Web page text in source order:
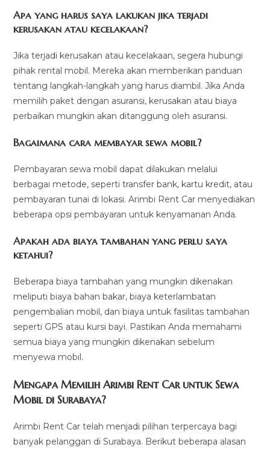
Apa yang harus saya lakukan jika terjadi
kerusakan atau kecelakaan?
Jika terjadi kerusakan atau kecelakaan, segera hubungi
pihak rental mobil. Mereka akan memberikan panduan
tentang langkah-langkah yang harus diambil. Jika Anda
memilih paket dengan asuransi, kerusakan atau biaya
perbaikan mungkin akan ditanggung oleh asuransi.
Bagaimana cara membayar sewa mobil?
Pembayaran sewa mobil dapat dilakukan melalui
berbagai metode, seperti transfer bank, kartu kredit, atau
pembayaran tunai di lokasi. Arimbi Rent Car menyediakan
beberapa opsi pembayaran untuk kenyamanan Anda.
Apakah ada biaya tambahan yang perlu saya
ketahui?
Beberapa biaya tambahan yang mungkin dikenakan
meliputi biaya bahan bakar, biaya keterlambatan
pengembalian mobil, dan biaya untuk fasilitas tambahan
seperti GPS atau kursi bayi. Pastikan Anda memahami
semua biaya yang mungkin dikenakan sebelum
menyewa mobil.
Mengapa Memilih Arimbi Rent Car untuk Sewa
Mobil di Surabaya?
Arimbi Rent Car telah menjadi pilihan terpercaya bagi
banyak pelanggan di Surabaya. Berikut beberapa alasan